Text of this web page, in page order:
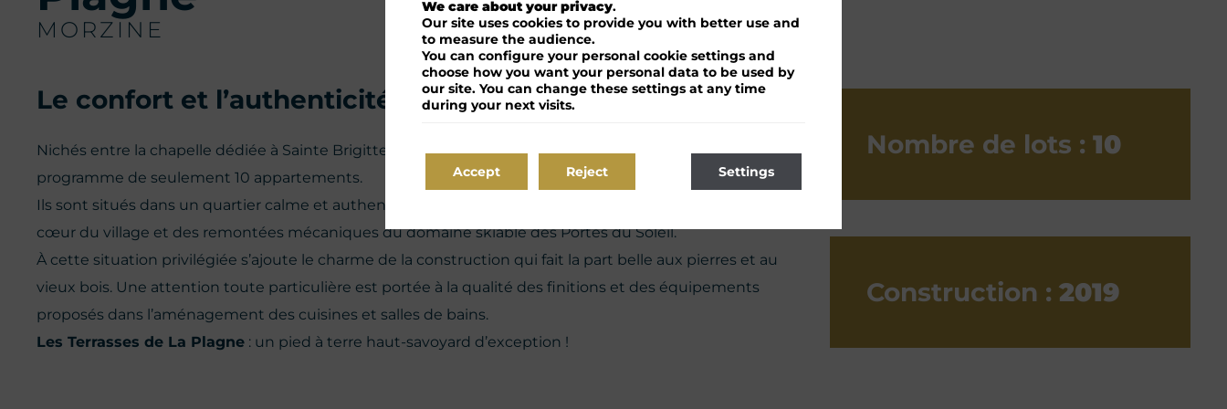
MORZINE
Le confort et l’authenticité
Nichés entre la chapelle dédiée à Sainte Brigitte et l’ancien four à pain, deux chalets composent ce
programme de seulement 10 appartements.
Ils sont situés dans un quartier calme et authentique de Morzine, à quelques minutes en navette du
cœur du village et des remontées mécaniques du domaine skiable des Portes du Soleil.
À cette situation privilégiée s’ajoute le charme de la construction qui fait la part belle aux pierres et au
vieux bois. Une attention toute particulière est portée à la qualité des finitions et des équipements
proposés dans l’aménagement des cuisines et salles de bains.
Les Terrasses de La Plagne : un pied à terre haut-savoyard d’exception !
Nombre de lots :10
Construction :2019
We care about your privacy.
Our site uses cookies to provide you with better use and
to measure the audience.
You can configure your personal cookie settings and
choose how you want your personal data to be used by
our site. You can change these settings at any time
during your next visits.
Accept Settings
Reject